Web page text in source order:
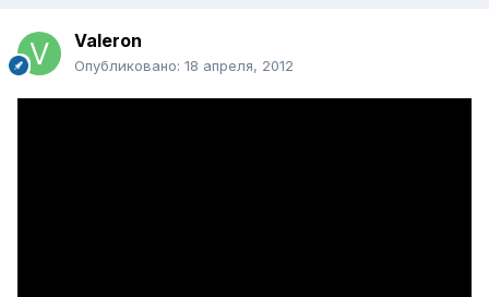
Valeron
Опубликовано: 18 апреля, 2012